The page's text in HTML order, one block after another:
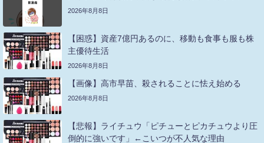
2026年8月8日
【困惑】資産7億円あるのに、移動も食事も服も株
主優待生活
2026年8月8日
【画像】高市早苗、殺されることに怯え始める
2026年8月8日
【悲報】ライチュウ「ピチューとピカチュウより圧
倒的に強いです」←こいつが不人気な理由